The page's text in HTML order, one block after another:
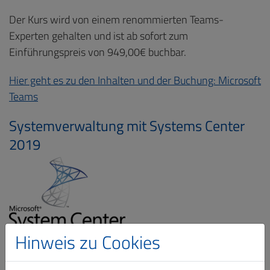
Der Kurs wird von einem renommierten Teams-
Experten gehalten und ist ab sofort zum
Einführungspreis von 949,00€ buchbar.
Hier geht es zu den Inhalten und der Buchung: Microsoft
Teams
Systemverwaltung mit Systems Center
2019
Sie suchen ein Programm, um Ihr Netzwerk zu
Hinweis zu Cookies